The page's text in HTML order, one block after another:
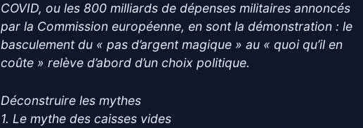
COVID, ou les 800 milliards de dépenses militaires annoncés
par la Commission européenne, en sont la démonstration : le
basculement du « pas d’argent magique » au « quoi qu’il en
coûte » relève d’abord d’un choix politique.
Déconstruire les mythes
1. Le mythe des caisses vides